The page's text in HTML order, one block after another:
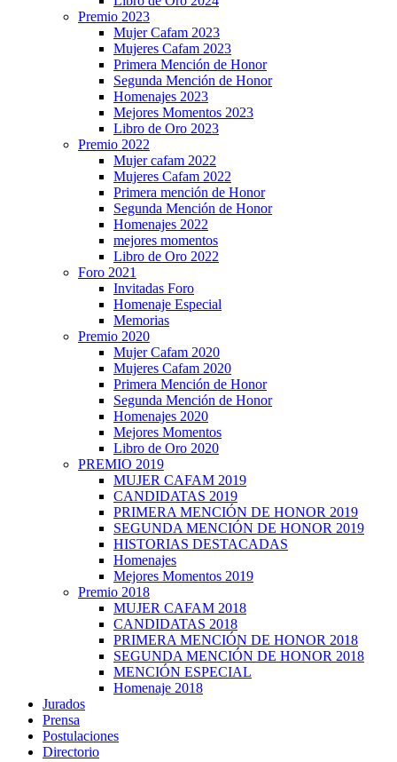
Premio 2023
Mujer Cafam 2023
Mujeres Cafam 2023
Primera Mención de Honor
Segunda Mención de Honor
Homenajes 2023
Mejores Momentos 2023
Libro de Oro 2023
Premio 2022
Mujer cafam 2022
Mujeres Cafam 2022
Primera mención de Honor
Segunda Mención de Honor
Homenajes 2022
mejores momentos
Libro de Oro 2022
Foro 2021
Invitadas Foro
Homenaje Especial
Memorias
Premio 2020
Mujer Cafam 2020
Mujeres Cafam 2020
Primera Mención de Honor
Segunda Mención de Honor
Homenajes 2020
Mejores Momentos
Libro de Oro 2020
PREMIO 2019
MUJER CAFAM 2019
CANDIDATAS 2019
PRIMERA MENCIÓN DE HONOR 2019
SEGUNDA MENCIÓN DE HONOR 2019
HISTORIAS DESTACADAS
Homenajes
Mejores Momentos 2019
Premio 2018
MUJER CAFAM 2018
CANDIDATAS 2018
PRIMERA MENCIÓN DE HONOR 2018
SEGUNDA MENCIÓN DE HONOR 2018
MENCIÓN ESPECIAL
Homenaje 2018
Jurados
Prensa
Postulaciones
Directorio